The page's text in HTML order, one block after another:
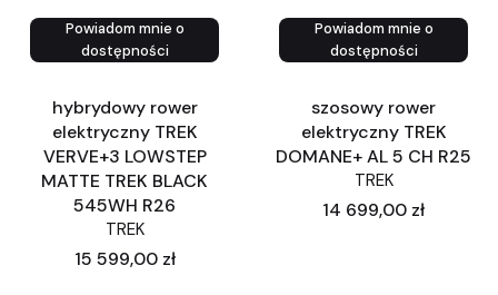
Zobacz produkt
Powiadom mnie o
dostępności
hybrydowy rower
elektryczny TREK
VERVE+3 LOWSTEP
MATTE TREK BLACK
545WH R26
TREK
Cena
15 599,00 zł
Zobacz produkt
Powiadom mnie o
dostępności
szosowy rower
elektryczny TREK
DOMANE+ AL 5 CH R25
TREK
Cena
14 699,00 zł